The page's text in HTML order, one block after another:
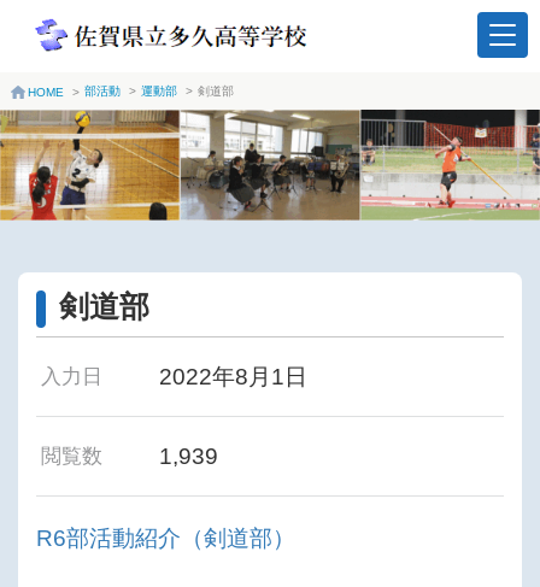
HOME > 部活動 > 運動部 > 剣道部
剣道部
入力日 2022年8月1日
閲覧数 1,939
R6部活動紹介（剣道部）